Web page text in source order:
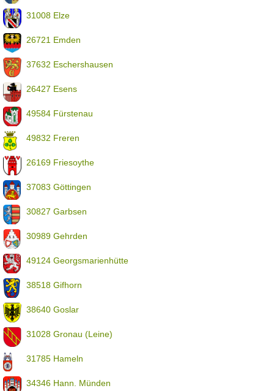
31008 Elze
26721 Emden
37632 Eschershausen
26427 Esens
49584 Fürstenau
49832 Freren
26169 Friesoythe
37083 Göttingen
30827 Garbsen
30989 Gehrden
49124 Georgsmarienhütte
38518 Gifhorn
38640 Goslar
31028 Gronau (Leine)
31785 Hameln
34346 Hann. Münden